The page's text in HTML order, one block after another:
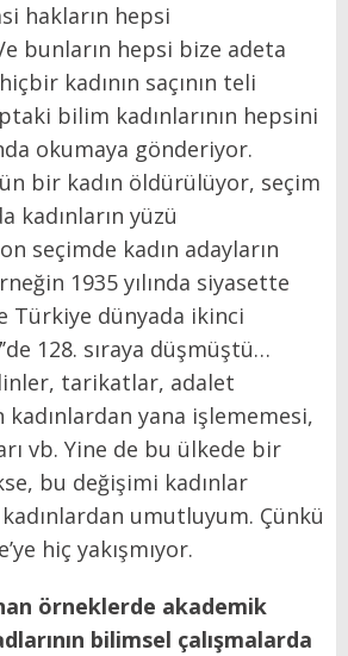
hakların hepsi
bunların hepsi bize adeta
kadının saçının teli
bilim kadınlarının hepsini
okumaya gönderiyor.
bir kadın öldürülüyor, seçim
kadınların yüzü
seçimde kadın adayların
1935 yılında siyasette
Türkiye dünyada ikinci
128. sıraya düşmüştü…
tarikatlar, adalet
kadınlardan yana işlememesi,
vb. Yine de bu ülkede bir
bu değişimi kadınlar
umutluyum. Çünkü
hiç yakışmıyor.
örneklerde akademik
bilimsel çalışmalarda